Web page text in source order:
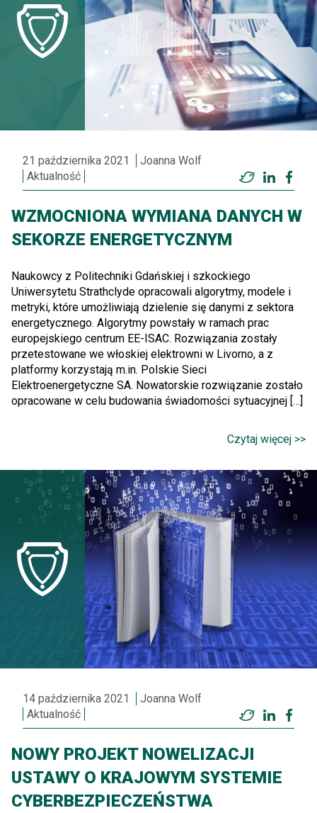
21 października 2021
Joanna Wolf
Aktualność
Twitter
WZMOCNIONA WYMIANA DANYCH W
SEKORZE ENERGETYCZNYM
Naukowcy z Politechniki Gdańskiej i szkockiego
Uniwersytetu Strathclyde opracowali algorytmy, modele i
metryki, które umożliwiają dzielenie się danymi z sektora
energetycznego. Algorytmy powstały w ramach prac
europejskiego centrum EE-ISAC. Rozwiązania zostały
przetestowane we włoskiej elektrowni w Livorno, a z
platformy korzystają m.in. Polskie Sieci
Elektroenergetyczne SA. Nowatorskie rozwiązanie zostało
opracowane w celu budowania świadomości sytuacyjnej […]
Czytaj więcej >>
14 października 2021
Joanna Wolf
Aktualność
Twitter
NOWY PROJEKT NOWELIZACJI
USTAWY O KRAJOWYM SYSTEMIE
CYBERBEZPIECZEŃSTWA